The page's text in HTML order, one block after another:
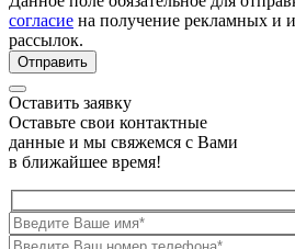
согласие на получение рекламных и
рассылок.
Оставить заявку
Оставьте свои контактные
данные и мы свяжемся с Вами
в ближайшее время!